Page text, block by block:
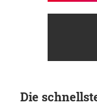
Die